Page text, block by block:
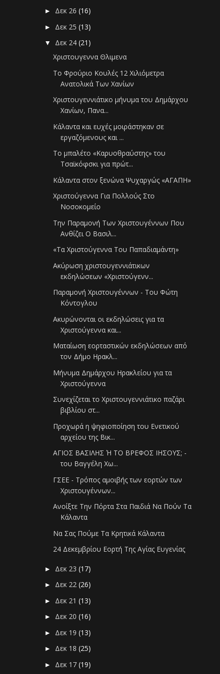
► Δεκ 26(16)
► Δεκ 25(13)
▼ Δεκ 24(21)
Χριστουγεννα Θλιμενα
Το Φρούριο Κουλές 12 Χιλιόμετρα
Ανατολικά Των Χανίων
Χριστουγεννιάτικο μήνυμα του Δημάρχου
Χανίων, Πανα...
Κάλαντα και ευχές μοιράστηκαν σε
εργαζόμενους και ...
To μπαλέτο «Καρυοθραύστης» του
Τσαϊκόφσκι για πρώτ...
Κάλαντα στον ξενώνα Ψυχαργώς «ΑΓΑΠΗ»
Χριστούγεννα Για Πολλούς Στο
Νοσοκομείο
Την Παραμονή Των Χριστουγέννων Που
Ανθίζει Ο Βασιλ...
«Τα Χριστούγεννα Του Παπαδιαμάντη»
Ακύρωση χριστουγεννιάτικων
εκδηλώσεων «Χριστούγενν...
Παραμονή Χριστουγέννων - Του Φώτη
Κόντογλου
Ακυρώνονται οι εκδηλώσεις για τα
Χριστούγεννα και...
Ματαίωση εορταστικών εκδηλώσεων από
τον Δήμο Ηρακλ...
Μήνυμα Δημάρχου Ηρακλείου για τα
Χριστούγεννα
Συνεχίζεται το Χριστουγεννιάτικο παζάρι
βιβλίου στ...
Προχωρά η ψηφιοποίηση του Ενετικού
αρχείου της Βικ...
ΑΓΙΟΣ ΒΑΣΙΛΗΣ Ή ΤΟ ΒΡΕΦΟΣ ΙΗΣΟΥΣ; -
του Βαγγέλη Χω...
ΓΣΕΕ - Τρόπος αμοιβής των εορτών των
Χριστουγέννων...
Ανοίξτε Την Πόρτα Στα Παιδιά Να Πούν Τα
Κάλαντα
Να Σας Πούμε Τα Κρητικά Κάλαντα
24 Δεκεμβρίου Εορτή Της Αγίας Ευγενίας
► Δεκ 23(17)
► Δεκ 22(26)
► Δεκ 21(13)
► Δεκ 20(16)
► Δεκ 19(13)
► Δεκ 18(25)
► Δεκ 17(19)